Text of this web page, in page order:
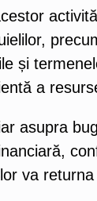
și
a
asupra
va